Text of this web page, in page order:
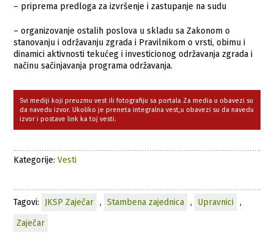
– priprema predloga za izvršenje i zastupanje na sudu
– organizovanje ostalih poslova u skladu sa Zakonom o
stanovanju i održavanju zgrada i Pravilnikom o vrsti, obimu i
dinamici aktivnosti tekućeg i investicionog održavanja zgrada i
načinu sačinjavanja programa održavanja.
Svi mediji koji preuzmu vest ili fotografiju sa portala Za media u obavezi su
da navedu izvor. Ukoliko je preneta integralna vest,u obavezi su da navedu
izvor i postave link ka toj vesti.
Kategorije:Vesti
Tagovi: JKSP Zaječar , Stambena zajednica , Upravnici
,
Zaječar